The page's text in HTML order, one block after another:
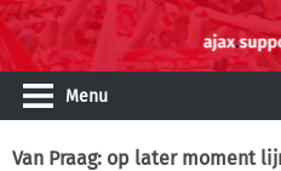
Menu
Van Praag: op later moment